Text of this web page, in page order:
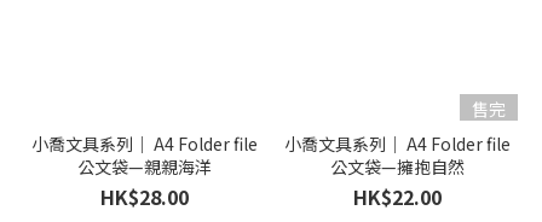
小喬文具系列｜ A4 Folder file
公文袋—親親海洋
HK$28.00
售完
小喬文具系列｜ A4 Folder file
公文袋—擁抱自然
HK$22.00